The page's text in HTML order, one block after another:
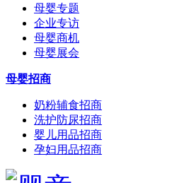
母婴专题
企业专访
母婴商机
母婴展会
母婴招商
奶粉辅食招商
洗护防尿招商
婴儿用品招商
孕妇用品招商